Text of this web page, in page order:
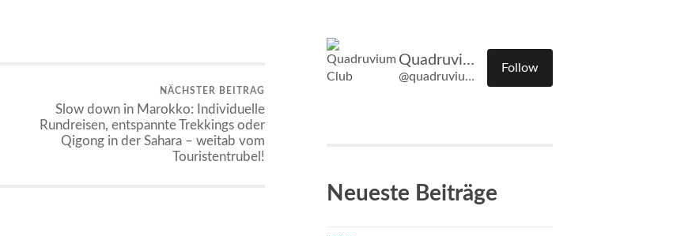
NÄCHSTER BEITRAG
Slow down in Marokko: Individuelle
Rundreisen, entspannte Trekkings oder
Qigong in der Sahara – weitab vom
Touristentrubel!
Quadruvium Club
@quadruvium.club@quadruvium.club
Follow
Neueste Beiträge